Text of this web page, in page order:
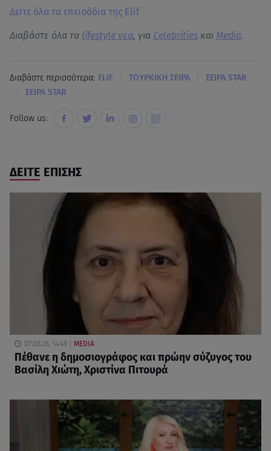
Δείτε όλα τα επεισόδια της Elif
Διαβάστε όλα τα lifestyle νεα, για Celebrities και Media.
Διαβάστε περισσότερα: ELIF ΤΟΥΡΚΙΚΗ ΣΕΙΡΑ ΣΕΙΡΑ STAR
ΣΕΙΡΑ STAR
Follow us:
ΔΕΙΤΕ ΕΠΙΣΗΣ
07.08.26, 14:49 MEDIA
Πέθανε η δημοσιογράφος και πρώην σύζυγος του
Βασίλη Χιώτη, Χριστίνα Πιτουρά